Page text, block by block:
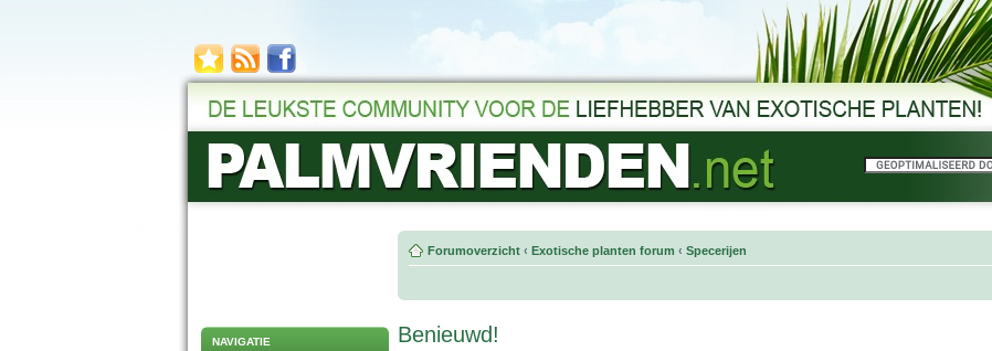
NAVIGATIE
Forumoverzicht ‹ Exotische planten forum ‹ Specerijen
Benieuwd!